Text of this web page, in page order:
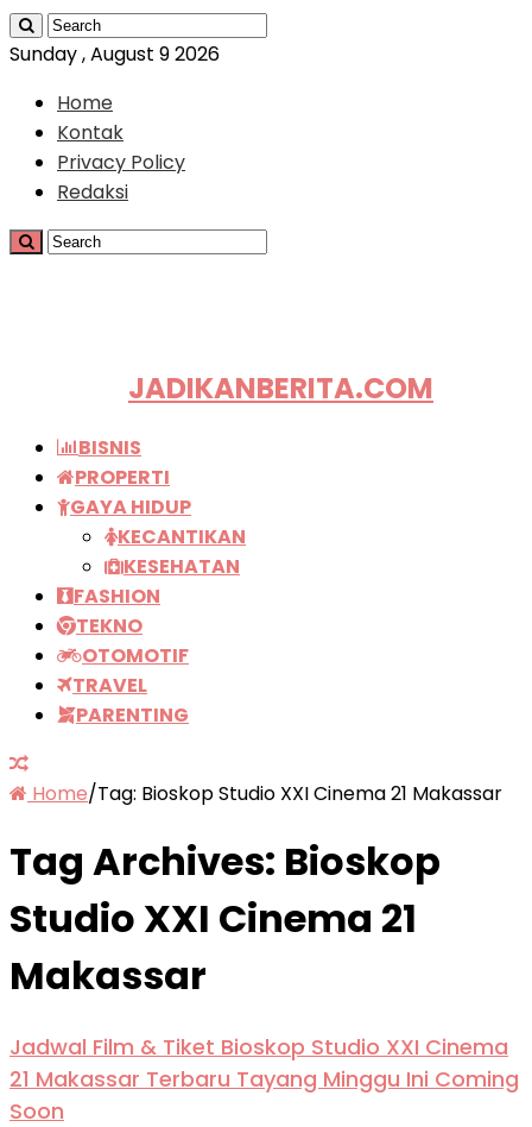
Sunday , August 9 2026
Home
Kontak
Privacy Policy
Redaksi
JADIKANBERITA.COM
BISNIS
PROPERTI
GAYA HIDUP
KECANTIKAN
KESEHATAN
FASHION
TEKNO
OTOMOTIF
TRAVEL
PARENTING
Home/Tag: Bioskop Studio XXI Cinema 21 Makassar
Tag Archives: Bioskop
Studio XXI Cinema 21
Makassar
Jadwal Film & Tiket Bioskop Studio XXI Cinema
21 Makassar Terbaru Tayang Minggu Ini Coming
Soon